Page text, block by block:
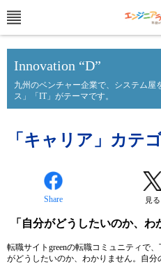
Innovation “D”
九州のベンチャー企業で、システム
ス」「IT」がテーマです。
「キャリア」カテ
Share 見る
「自分がどうしたいのか、
転職サイトgreenの転職コミュニティで
がどうしたいのか、わかりません。自